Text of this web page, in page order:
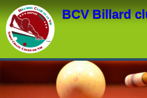
BCV Billard
Panneau de gestion des cookies